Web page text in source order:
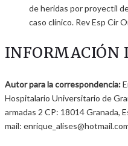
de heridas por proyectil
caso clínico. Rev Esp Cir
INFORMACIÓN
Autor para la correspondencia:
Hospitalario Universitario de
armadas 2 CP: 18014 Granada,
mail: